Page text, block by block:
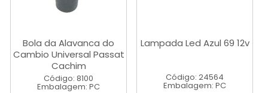
Bola da Alavanca do
Cambio Universal Passat
Cachim
Código: 8100
Embalagem: PC
Lampada Led Azul 69 12v
Código: 24564
Embalagem: PC